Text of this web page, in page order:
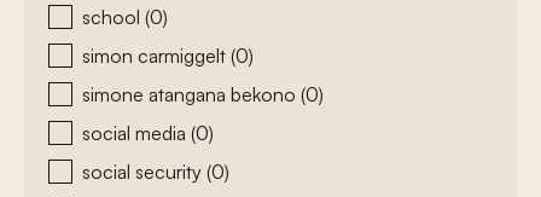
school (0)
simon carmiggelt (0)
simone atangana bekono (0)
social media (0)
social security (0)